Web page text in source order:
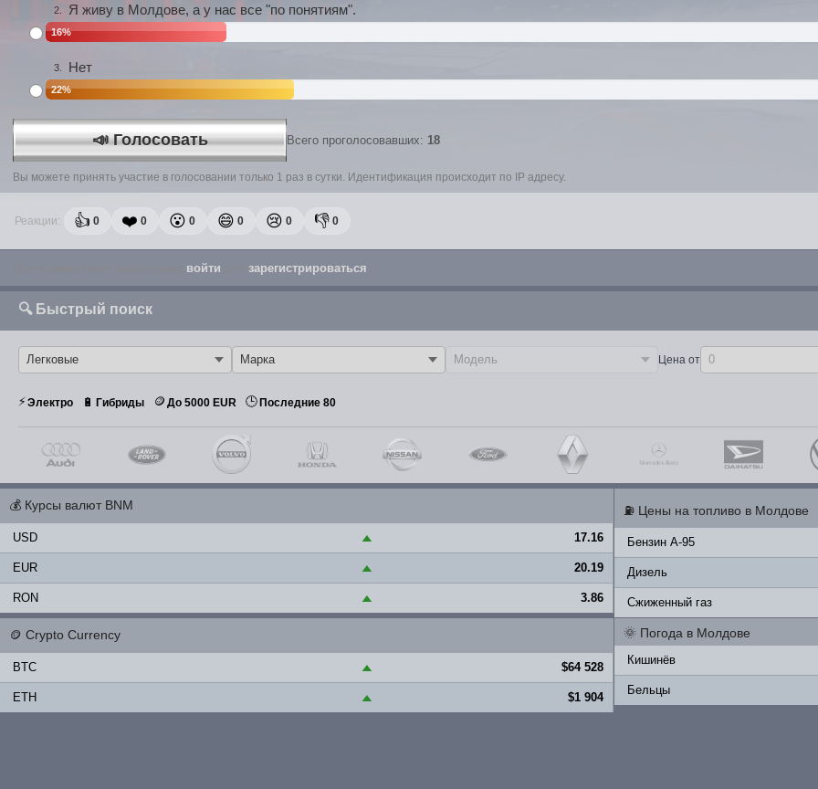
2. Я живу в Молдове, а у нас все "по понятиям".
16%
3. Нет
22%
📣 Голосовать Всего проголосовавших: 18
Вы можете принять участие в голосовании только 1 раз в сутки. Идентификация происходит по IP адресу.
Реакции: 👍 0 ❤️ 0 😮 0 😄 0 😢 0 👎 0
войти зарегистрироваться
🔍 Быстрый поиск
Цена от
⚡Электро 🔋 Гибриды 🪙 До 5000 EUR 🕒 Последние 80
💰 Курсы валют BNM
USD ▲ 17.16
EUR ▲ 20.19
RON ▲ 3.86
⛽ Цены на топливо в Молдове
Бензин A-95
Дизель
Сжиженный газ
🪙 Crypto Currency
BTC ▲ $64 528
ETH ▲ $1 904
🌞 Погода в Молдове
Кишинёв
Бельцы